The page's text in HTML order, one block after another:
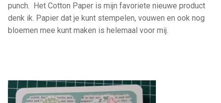
punch. Het Cotton Paper is mijn favoriete nieuwe product
denk ik. Papier dat je kunt stempelen, vouwen en ook nog
bloemen mee kunt maken is helemaal voor mij.